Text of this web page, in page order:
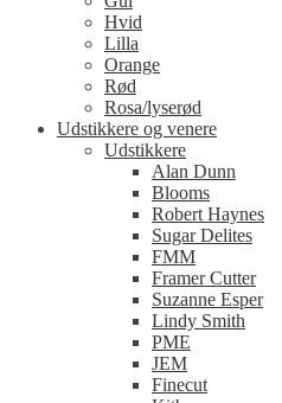
Hvid
Lilla
Orange
Rød
Rosa/lyserød
Udstikkere og venere
Udstikkere
Alan Dunn
Blooms
Robert Haynes
Sugar Delites
FMM
Framer Cutter
Suzanne Esper
Lindy Smith
PME
JEM
Finecut